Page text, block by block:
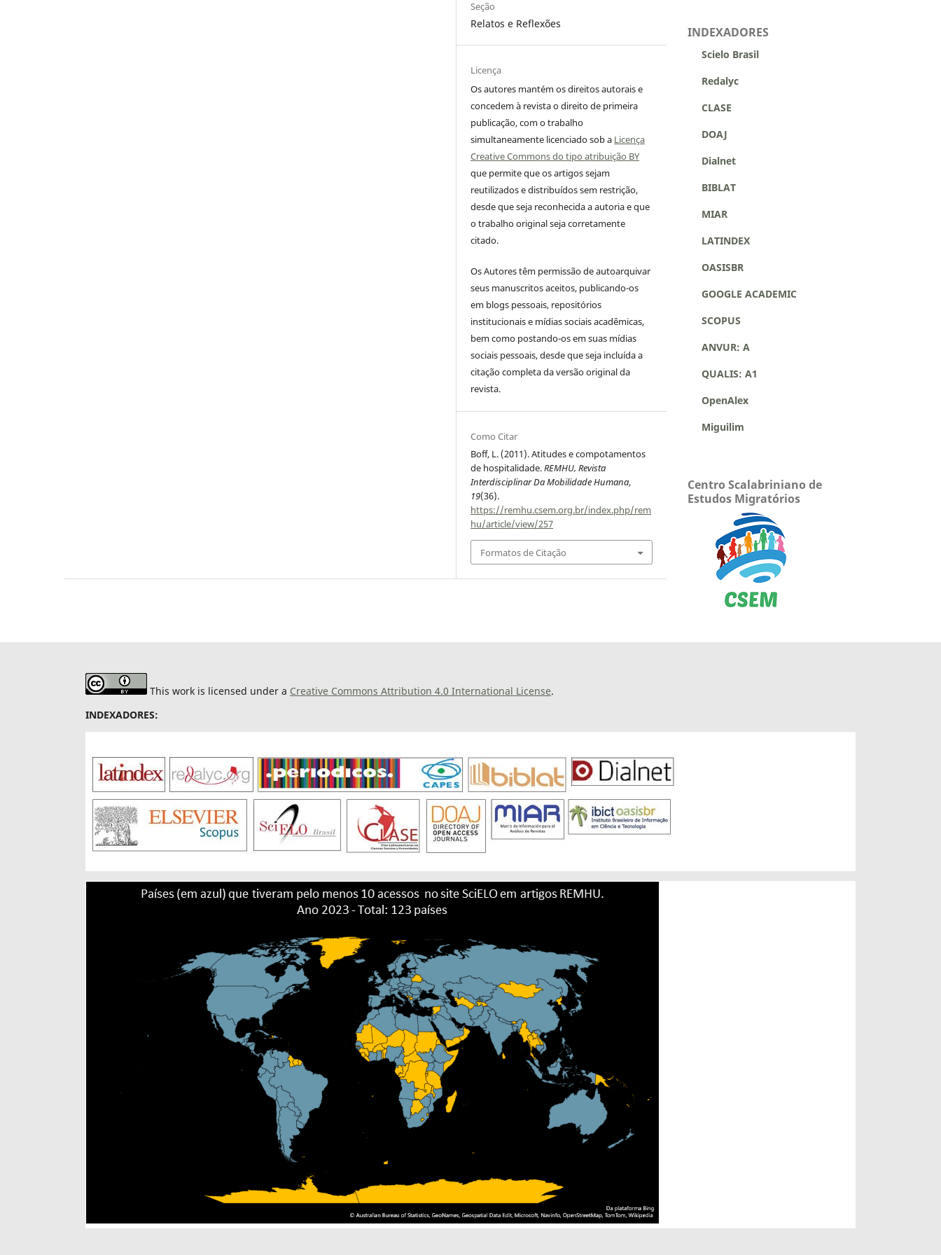
Seção
Relatos e Reflexões
Licença
Os autores mantém os direitos autorais e
concedem à revista o direito de primeira
publicação, com o trabalho
simultaneamente licenciado sob a Licença
Creative Commons do tipo atribuição BY
que permite que os artigos sejam
reutilizados e distribuídos sem restrição,
desde que seja reconhecida a autoria e que
o trabalho original seja corretamente
citado.
Os Autores têm permissão de autoarquivar
seus manuscritos aceitos, publicando-os
em blogs pessoais, repositórios
institucionais e mídias sociais acadêmicas,
bem como postando-os em suas mídias
sociais pessoais, desde que seja incluída a
citação completa da versão original da
revista.
Como Citar
Boff, L. (2011). Atitudes e compotamentos
de hospitalidade.REMHU, Revista
Interdisciplinar Da Mobilidade Humana,
19(36).
https://remhu.csem.org.br/index.php/rem
hu/article/view/257
Formatos de Citação
INDEXADORES
Scielo Brasil
Redalyc
CLASE
DOAJ
Dialnet
BIBLAT
MIAR
LATINDEX
OASISBR
GOOGLE ACADEMIC
SCOPUS
ANVUR: A
QUALIS: A1
OpenAlex
Miguilim
Centro Scalabriniano de
Estudos Migratórios
This work is licensed under a Creative Commons Attribution 4.0 International License.
INDEXADORES: